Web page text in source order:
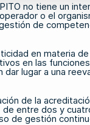
no tiene un
o el
de
en materia
en las
lugar a una
de la
entre dos y
de gestión